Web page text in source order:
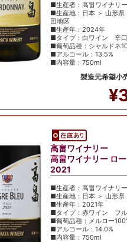
■生産者：高畠ワイナリー
■生産地：日本 ＞ 山形県
田地区
■生産年：2024年
■タイプ：白ワイン 辛口
■葡萄品種：シャルドネ
■アルコール：13.5%
■内容量：750ml
製造元希望小
高畠ワイナリー
高畠ワイナリー ロ
2021
■生産者：高畠ワイナリー
■生産地：日本 ＞ 山形県
■生産年：2021年
■タイプ：赤ワイン フル
■葡萄品種：メルロー
■アルコール：14.0%
■内容量：750ml